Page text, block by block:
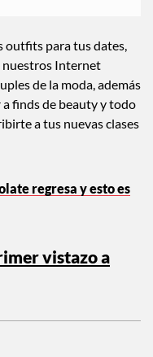
outfits para tus dates,
nuestros Internet
de la moda, además
a finds de beauty y todo
a tus nuevas clases
regresa y esto es
vistazo a